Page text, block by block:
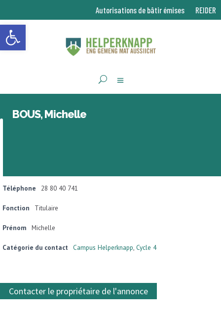
Ouvrir la barre d’outils
Autorisations de bâtir émises REIDER
BOUS, Michelle
Téléphone 28 80 40 741
Fonction Titulaire
Prénom Michelle
Catégorie du contact Campus Helperknapp, Cycle 4
Contacter le propriétaire de l'annonce